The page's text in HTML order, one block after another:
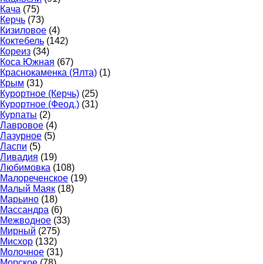
Кача (75)
Керчь (73)
Кизиловое (4)
Коктебель (142)
Кореиз (34)
Коса Южная (67)
Краснокаменка (Ялта) (1)
Крым (31)
Курортное (Керчь) (25)
Курортное (Феод.) (31)
Курпаты (2)
Лавровое (4)
Лазурное (5)
Ласпи (5)
Ливадия (19)
Любимовка (108)
Малореченское (19)
Малый Маяк (18)
Марьино (18)
Массандра (6)
Межводное (33)
Мирный (275)
Мисхор (132)
Молочное (31)